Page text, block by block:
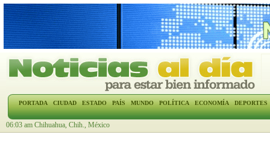
PORTADA CIUDAD ESTADO PAÍS MUNDO POLÍTICA ECONOMÍA DEPORTES
06:03 am Chihuahua, Chih., México